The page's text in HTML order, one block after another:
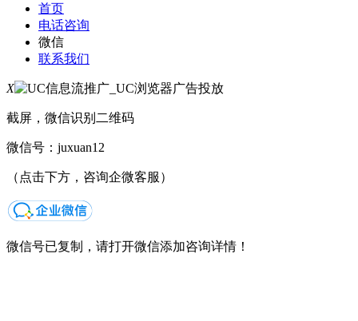
首页
电话咨询
微信
联系我们
X
截屏，微信识别二维码
微信号： juxuan12
（点击下方，咨询企微客服）
微信号已复制，请打开微信添加咨询详情！